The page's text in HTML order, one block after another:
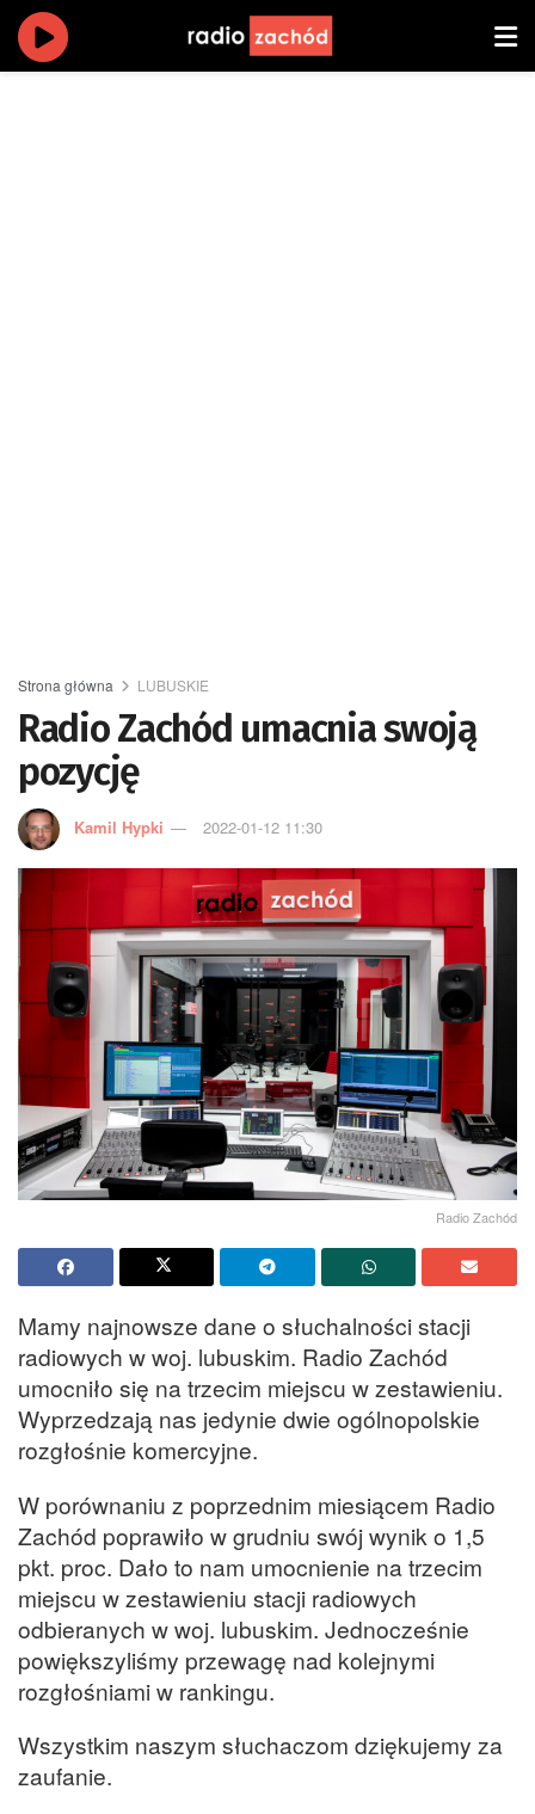
Strona główna LUBUSKIE
Radio Zachód umacnia swoją
pozycję
Kamil Hypki 2022-01-12 11:30
Radio Zachód
Mamy najnowsze dane o słuchalności stacji
radiowych w woj. lubuskim. Radio Zachód
umocniło się na trzecim miejscu w zestawieniu.
Wyprzedzają nas jedynie dwie ogólnopolskie
rozgłośnie komercyjne.
W porównaniu z poprzednim miesiącem Radio
Zachód poprawiło w grudniu swój wynik o 1,5
pkt. proc. Dało to nam umocnienie na trzecim
miejscu w zestawieniu stacji radiowych
odbieranych w woj. lubuskim. Jednocześnie
powiększyliśmy przewagę nad kolejnymi
rozgłośniami w rankingu.
Wszystkim naszym słuchaczom dziękujemy za
zaufanie.